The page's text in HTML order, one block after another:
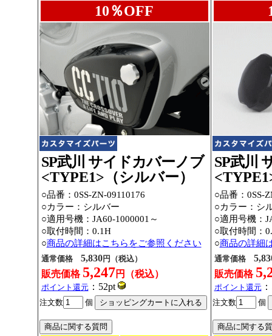
10％OFF
SP武川 サイドカバーノブ
<TYPE1>（シルバー）
○品番：0SS-ZN-09110176
○カラー： シルバー
○適用号機：JA60-1000001～
○取付時間：0.1H
○商品の詳細はこちらをご参照ください
通常価格 5,830円（税込）
販売価格 5,247 円（税込）
ポイント還元：52pt
注文数 個
SP武川
○品番：0SS-
○カラー： シ
○適用号機：
○取付時間：
○商品の詳細
通常価格
販売価格
ポイント還元
注文数 個